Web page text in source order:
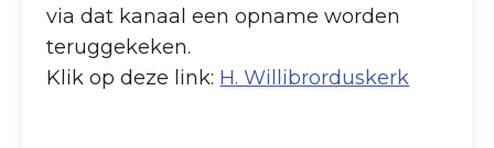
via dat kanaal een opname worden
teruggekeken.
Klik op deze link: H. Willibrorduskerk